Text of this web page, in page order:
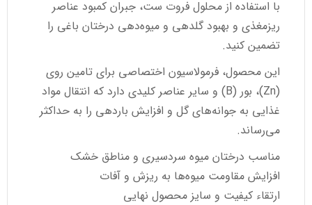
با استفاده از محلول فروت ست، جبران کمبود عناصر
ریزمغذی و بهبود گلدهی و میوه‌دهی درختان باغی را
تضمین کنید.
این محصول، فرمولاسیون اختصاصی برای تامین روی
(Zn)، بور (B) و سایر عناصر کلیدی دارد که انتقال مواد
غذایی به جوانه‌های گل و افزایش باردهی را به حداکثر
می‌رساند.
مناسب درختان میوه سردسیری و مناطق خشک
افزایش مقاومت میوه‌ها به ریزش و آفات
ارتقاء کیفیت و سایز محصول نهایی